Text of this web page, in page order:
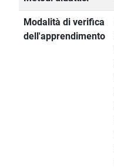
Modalità di verifica
dell'apprendimento